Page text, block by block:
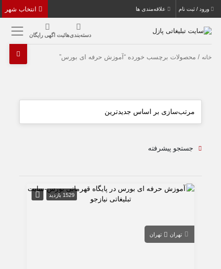
ورود / ثبت نام علاقه‌مندی ها
دسته‌بندی‌هاثبت اگهی رایگان
خانه / محصولات برچسب خورده “آموزش حرفه ای بورس”
جستجو پیشرفته
1529 بازدید
تهران تهران